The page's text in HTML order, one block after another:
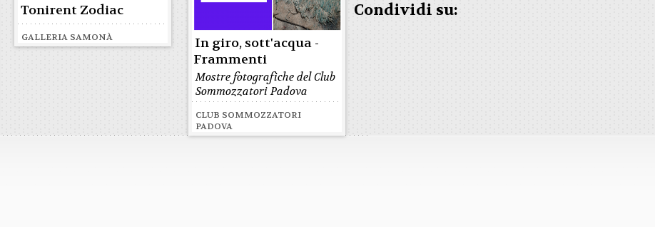
Tonirent Zodiac
GALLERIA SAMONÀ
In giro, sott'acqua -
Frammenti
Mostre fotografiche del Club
Sommozzatori Padova
CLUB SOMMOZZATORI
PADOVA
Condividi su: